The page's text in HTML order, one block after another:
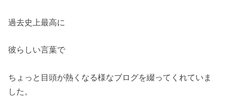
過去史上最高に
彼らしい言葉で
ちょっと目頭が熱くなる様なブログを綴ってくれていま
した。